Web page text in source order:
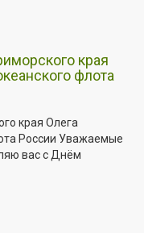
края
флота
края Олега
России Уважаемые
вас с Днём